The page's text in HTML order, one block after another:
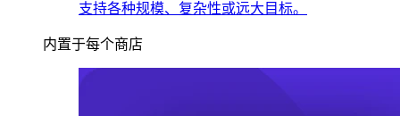
支持各种规模、复杂性或远大目标。
内置于每个商店